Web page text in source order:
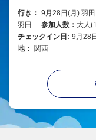
行き： 9月28日(月) 羽
羽田
参加人数： 大人
チェックイン日: 9月28
地：
関西